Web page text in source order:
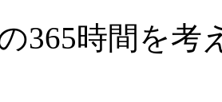
365時間を